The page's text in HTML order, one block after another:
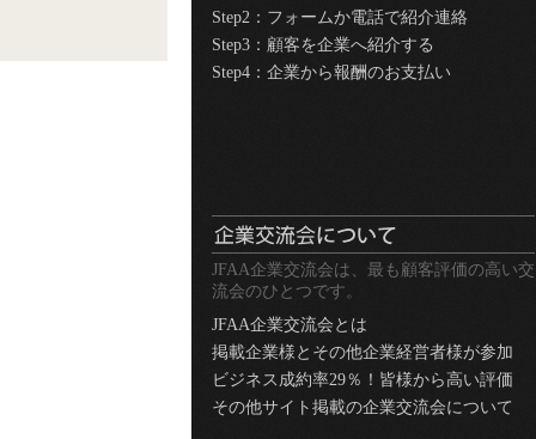
Step2：フォームか電話で紹介連絡
Step3：顧客を企業へ紹介する
Step4：企業から報酬のお支払い
JFAA企業交流会は、最も顧客評価の高い交
流会のひとつです。
JFAA企業交流会とは
掲載企業様とその他企業経営者様が参加
ビジネス成約率29％！皆様から高い評価
その他サイト掲載の企業交流会について